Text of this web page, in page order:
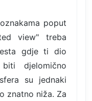
poput
view" treba
gdje ti dio
djelomično
su jednaki
znatno niža. Za